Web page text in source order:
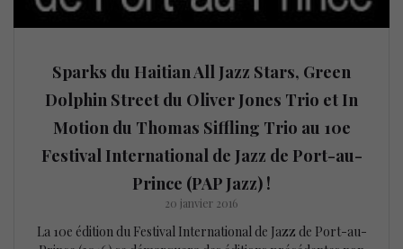
Sparks du Haitian All Jazz Stars, Green
Dolphin Street du Oliver Jones Trio et In
Motion du Thomas Siffling Trio au 10e
Festival International de Jazz de Port-au-
Prince (PAP Jazz) !
20 janvier 2016
La 10e édition du Festival International de Jazz de Port-au-